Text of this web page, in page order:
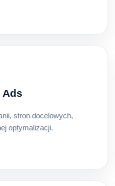
Ads
stron docelowych,
optymalizacji.